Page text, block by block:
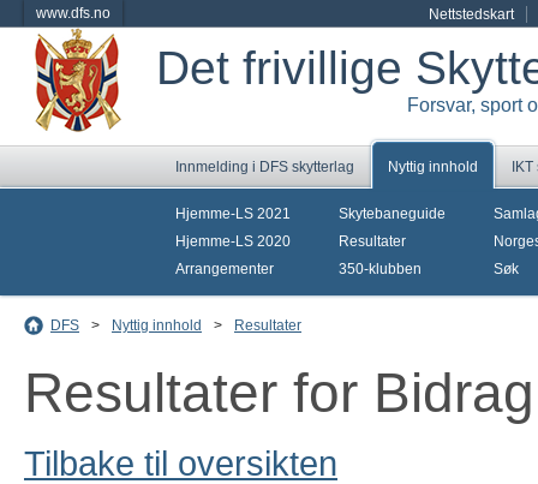
www.dfs.no Nettstedskart
Det frivillige
Forsvar, sport
Innmelding i DFS skytterlag Nyttig innhold
Hjemme-LS 2021
Hjemme-LS 2020
Arrangementer
Skytebaneguide
Resultater
350-klubben
Søk
DFS > Nyttig innhold > Resultater
Resultater for
Tilbake til oversikten